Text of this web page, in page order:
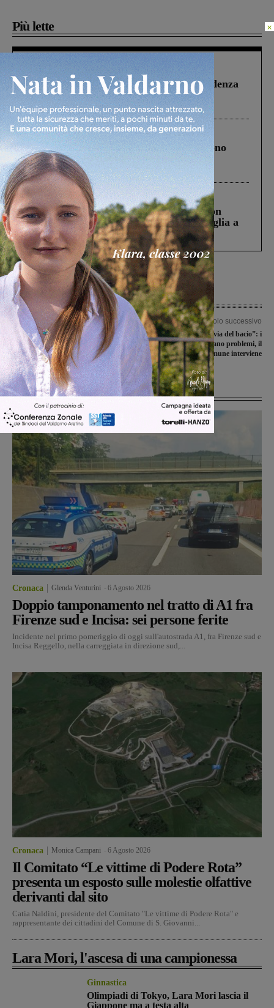
Più lette
Figline Incisa Valdarno
Piscina di Figline finanziata oltre la scadenza
Pnrr, il gruppo di Fratelli d’Italia: “Un
ringraziamento al Governo”
Cronaca 4 Agosto 2026
Un anno fa la strage in A1 in cui morirono
Gianni, Giulia e Franco. Lo schianto, il
processo, lo stop ai sorpassi fra tir....
Cronaca 3 Agosto 2026
Scomparso da una struttura di Castiglion
Fiorentino l’uomo che aveva ucciso la figlia a
Levane nel 2020
Articolo precedente
Attivato il servizio gratuito di
consegna farmaci e parafarmaci a
luglio ed agosto
Articolo successivo
Pulicciano, la “via del bacio”: i
cittadini segnalano problemi, il
Comune interviene
Ultime Notizie
Cronaca Glenda Venturini 6 Agosto 2026
Doppio tamponamento nel tratto di A1 fra
Firenze sud e Incisa: sei persone ferite
Incidente nel primo pomeriggio di oggi sull'autostrada A1, fra Firenze sud e
Incisa Reggello, nella carreggiata in direzione sud,...
Cronaca Monica Campani 6 Agosto 2026
Il Comitato “Le vittime di Podere Rota”
presenta un esposto sulle molestie olfattive
derivanti dal sito
Catia Naldini, presidente del Comitato "Le vittime di Podere Rota" e
rappresentante dei cittadini del Comune di S. Giovanni...
Lara Mori, l'ascesa di una campionessa
Ginnastica
Olimpiadi di Tokyo, Lara Mori lascia il
Giappone ma a testa alta
×